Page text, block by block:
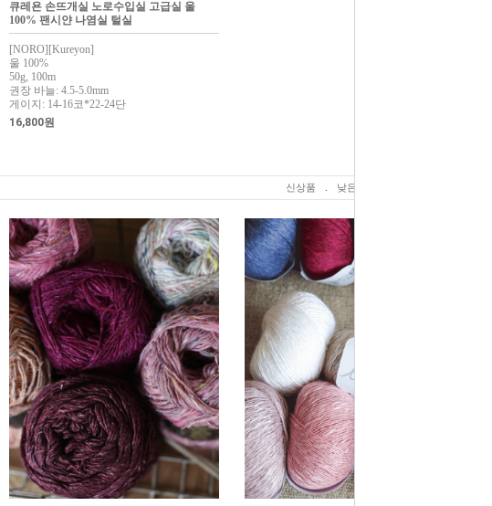
큐레욘 손뜨개실 노로수입실 고급실 울
100% 팬시얀 나염실 털실
[NORO][Kureyon]
울 100%
50g, 100m
권장 바늘: 4.5-5.0mm
게이지: 14-16코*22-24단
16,800원
신상품 낮은가격